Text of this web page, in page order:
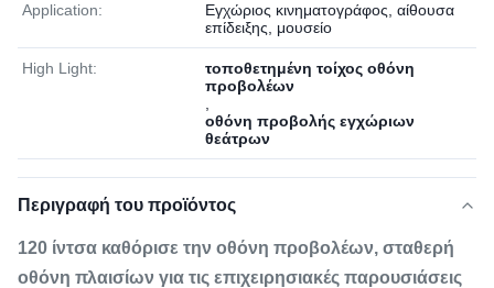
Application:
Εγχώριος κινηματογράφος, αίθουσα
επίδειξης, μουσείο
High Light:
τοποθετημένη τοίχος οθόνη
προβολέων
οθόνη προβολής εγχώριων
θεάτρων
Περιγραφή του προϊόντος
120 ίντσα καθόρισε την οθόνη προβολέων, σταθερή
οθόνη πλαισίων για τις επιχειρησιακές παρουσιάσεις